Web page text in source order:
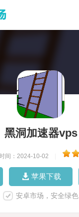
黑洞加速器vps
时间：2024-10-02
苹果下载
安卓市场，安全绿色